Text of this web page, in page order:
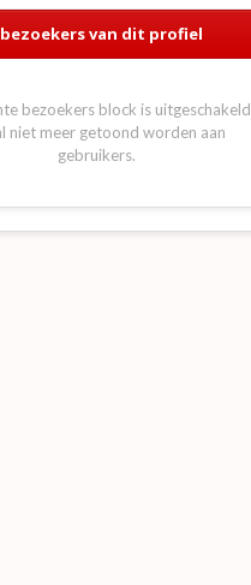
van dit profiel
bezoekers block is uitgeschakeld
niet meer getoond worden aan
gebruikers.